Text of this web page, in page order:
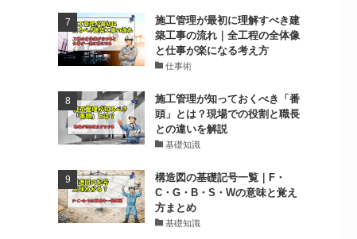
施工管理が最初に理解すべき建
築工事の流れ｜全工程の全体像
と仕事が楽になる考え方
仕事術
施工管理が知っておくべき「番
頭」とは？現場での役割と職長
との違いを解説
基礎知識
構造図の基礎記号一覧｜F・
C・G・B・S・Wの意味と覚え
方まとめ
基礎知識